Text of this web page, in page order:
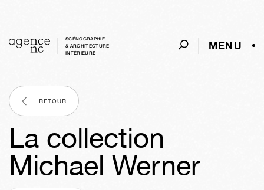
SCÉNOGRAPHIE
& ARCHITECTURE
INTÈRIEURE
MENU
RETOUR
La collection
Michael Werner